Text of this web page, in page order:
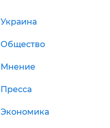
Украина
Общество
Мнение
Пресса
Экономика